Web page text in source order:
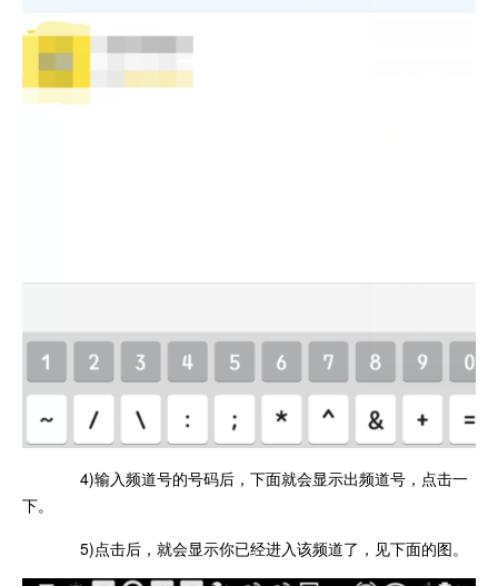
4)输入频道号的号码后，下面就会显示出频道号，点击一
下。
5)点击后，就会显示你已经进入该频道了，见下面的图。